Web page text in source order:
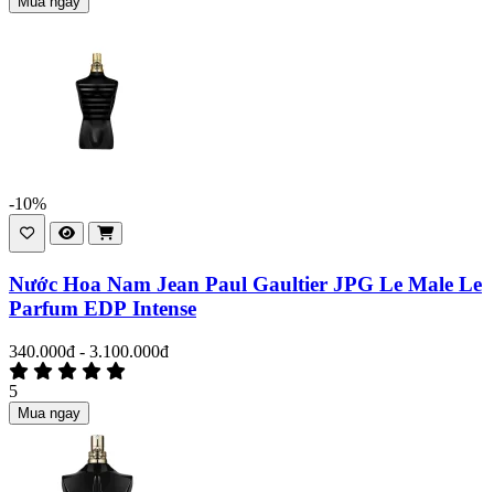
-10%
Nước Hoa Nam Jean Paul Gaultier JPG Le Male Le
Parfum EDP Intense
340.000đ - 3.100.000đ
5
Mua ngay